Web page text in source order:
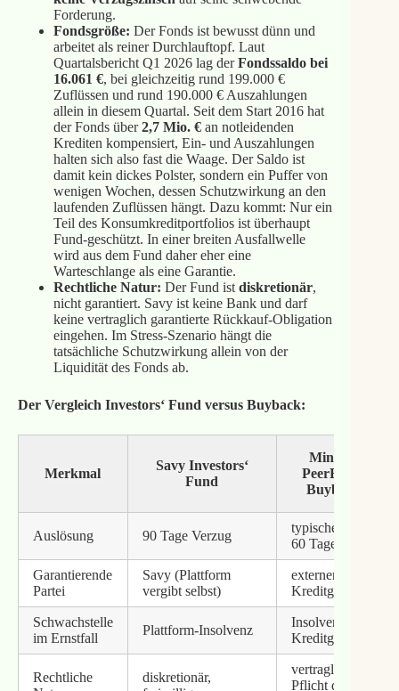
Forderung.
Fondsgröße: Der Fonds ist bewusst dünn und
arbeitet als reiner Durchlauftopf. Laut
Quartalsbericht Q1 2026 lag derFondssaldo bei
16.061 €, bei gleichzeitig rund 199.000 €
Zuflüssen und rund 190.000 € Auszahlungen
allein in diesem Quartal. Seit dem Start 2016 hat
der Fonds über2,7 Mio. €an notleidenden
Krediten kompensiert, Ein- und Auszahlungen
halten sich also fast die Waage. Der Saldo ist
damit kein dickes Polster, sondern ein Puffer von
wenigen Wochen, dessen Schutzwirkung an den
laufenden Zuflüssen hängt. Dazu kommt: Nur ein
Teil des Konsumkreditportfolios ist überhaupt
Fund-geschützt. In einer breiten Ausfallwelle
wird aus dem Fund daher eher eine
Warteschlange als eine Garantie.
Rechtliche Natur: Der Fund ist diskretionär,
nicht garantiert. Savy ist keine Bank und darf
keine vertraglich garantierte Rückkauf-Obligation
eingehen. Im Stress-Szenario hängt die
tatsächliche Schutzwirkung allein von der
Liquidität des Fonds ab.
Der Vergleich Investors‘ Fund versus Buyback:
Merkmal
Savy Investors‘
Fund
Mintos /
PeerBerry
Buyback
Auslösung 90 Tage Verzug
typischerweise
60 Tage
Garantierende
Partei
Savy (Plattform
vergibt selbst)
externer
Kreditgeber
Schwachstelle
im Ernstfall
Plattform-Insolvenz
Insolvenz des
Kreditgebers
Rechtliche
diskretionär,
vertragliche
Pflicht des